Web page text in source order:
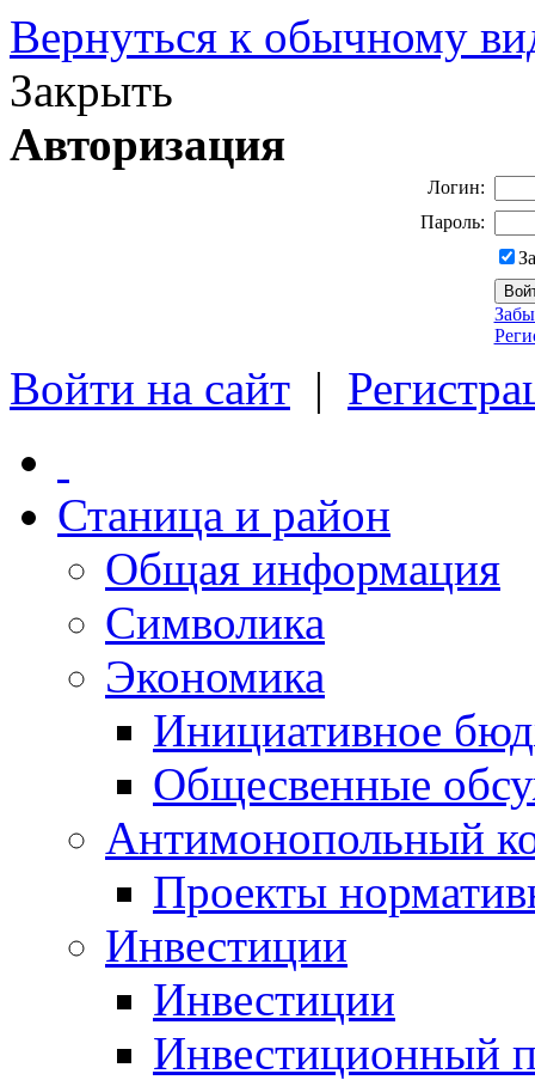
Вернуться к обычному
Закрыть
Авторизация
Логин:
Пароль:
Войти на сайт |
Станица и район
Общая информация
Символика
Экономика
Инициативное
Общесвенные
Антимонопольный
Проекты
Инвестиции
Инвестиции
Инвестиционный